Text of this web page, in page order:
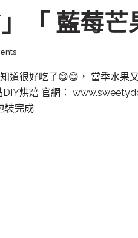
「 藍莓芒
道很好吃了😋😋， 當季水
烘焙 官網：
完成